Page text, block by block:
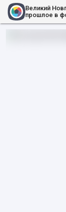
Великий
прошлое в